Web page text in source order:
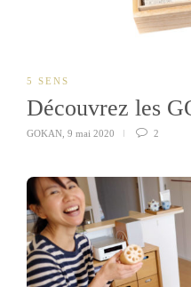
5 SENS
Découvrez les
GOKAN 9 mai 2020 2